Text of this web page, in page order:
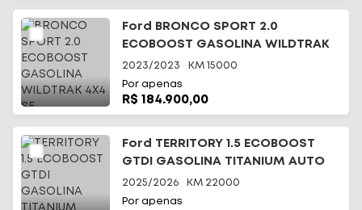
Ford BRONCO SPORT 2.0
ECOBOOST GASOLINA WILDTRAK
4X4 SE
2023/2023 KM 15000
Por apenas
R$ 184.900,00
Ford TERRITORY 1.5 ECOBOOST
GTDI GASOLINA TITANIUM AUTO
2025/2026 KM 22000
Por apenas